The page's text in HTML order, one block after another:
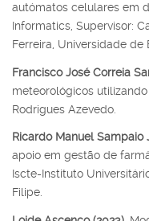
autómatos celulares em
Informatics, Supervisor:
Ferreira, Universidade de
Francisco José Correia
meteorológicos
Rodrigues Azevedo.
Ricardo Manuel Sampaio
apoio em gestão de
Iscte-Instituto
Filipe.